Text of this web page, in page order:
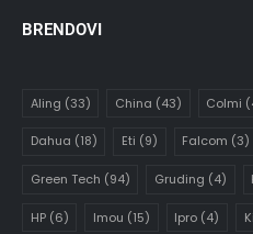
BRENDOVI
Aling (33) China (43) Colmi
Dahua (18) Eti (9) Falcom (3)
Green Tech (94) Gruding (4)
HP(6) Imou (15) Ipro (4)